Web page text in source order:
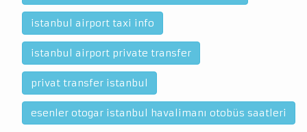
istanbul airport taxi info
istanbul airport private transfer
privat transfer istanbul
esenler otogar istanbul havalimanı otobüs saatleri